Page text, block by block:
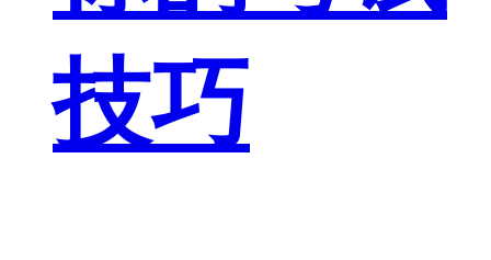
技巧